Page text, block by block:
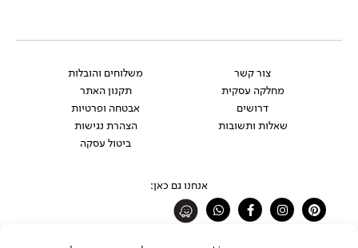
צור קשר
מחלקה עסקית
דרושים
שאלות ותשובות
משלוחים והובלות
תקנון האתר
אבטחה ופרטיות
הצהרת נגישות
ביטול עסקה
אנחנו גם כאן:
Pinterest
Instagram
Facebook-
f
Whatsapp